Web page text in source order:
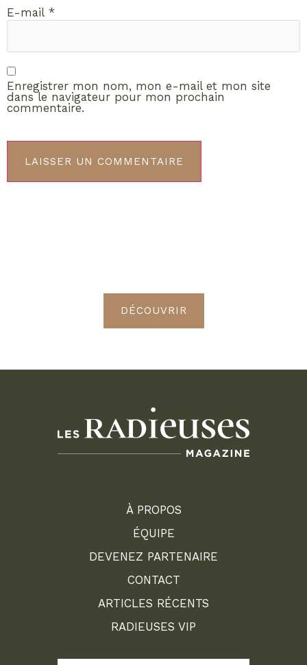
E-mail *
Enregistrer mon nom, mon e-mail et mon site
dans le navigateur pour mon prochain
commentaire.
DÉCOUVRIR
À PROPOS
ÉQUIPE
DEVENEZ PARTENAIRE
CONTACT
ARTICLES RÉCENTS
RADIEUSES VIP